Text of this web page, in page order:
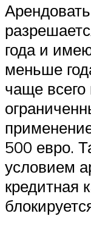
года и
меньше
чаще
500 евро.
условием
кредитная